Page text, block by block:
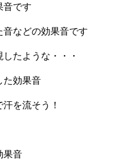
音です
などの効果音です
たような・・・
た効果音
を流そう！
果音